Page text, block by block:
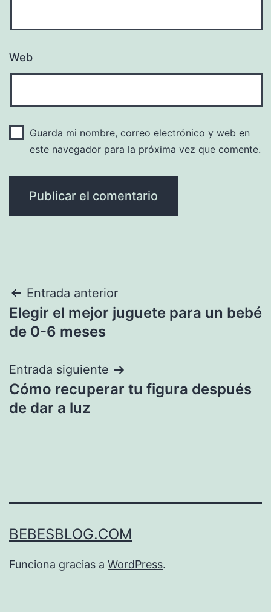
Web
Guarda mi nombre, correo electrónico y web en
este navegador para la próxima vez que comente.
Navegación
de
Entrada anterior
Elegir el mejor juguete para un bebé
de 0-6 meses
Entrada siguiente
Cómo recuperar tu figura después
de dar a luz
BEBESBLOG.COM
Funciona gracias a WordPress.